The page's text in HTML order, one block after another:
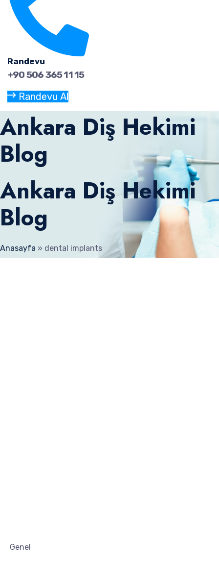
Randevu
+90 506 365 11 15
Randevu Al
Ankara Diş Hekimi
Blog
Ankara Diş Hekimi
Blog
Anasayfa » dental implants
Genel